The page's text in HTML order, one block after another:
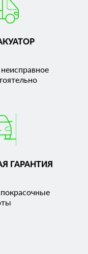
ГАРАНТИЯ